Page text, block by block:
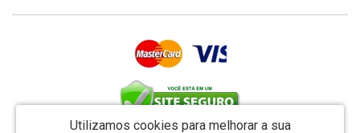
Utilizamos cookies para melhorar a sua